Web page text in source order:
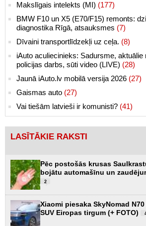
Makslīgais intelekts (MI) (177)
BMW F10 un X5 (E70/F15) remonts:
diagnostika Rīgā, atsauksmes (7)
Dīvaini transportlīdzekļi uz ceļa. (8)
iAuto aculiecinieks: Sadursme, aktuālie
policijas darbs, sūti video (LIVE) (28)
Jaunā iAuto.lv mobilā versija 2026 (27)
Gaismas auto (27)
Vai tiešām latvieši ir komunisti? (41)
LASĪTĀKIE RAKSTI
Pēc postošās krusas
bojātu automašīnu un
2
Xiaomi piesaka SkyNomad
SUV Eiropas tirgum (+ FOTO)